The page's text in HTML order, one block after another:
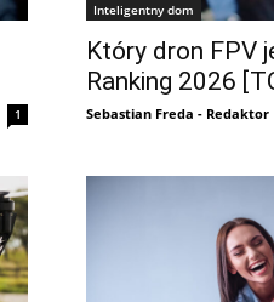
1
Inteligentny dom
Który dron FPV
Ranking 2026
Sebastian Freda - Redaktor